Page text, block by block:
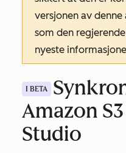
versjonen av
som den
nyeste
I BETA
Amazon
Studio